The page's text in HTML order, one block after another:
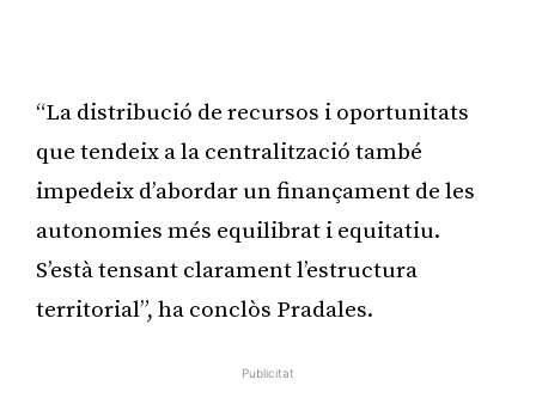
“La distribució de recursos i oportunitats
que tendeix a la centralització també
impedeix d’abordar un finançament de les
autonomies més equilibrat i equitatiu.
S’està tensant clarament l’estructura
territorial”, ha conclòs Pradales.
Publicitat